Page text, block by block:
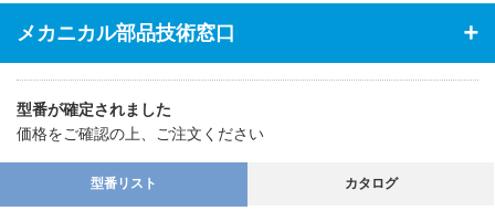
メカニカル部品技術窓口
型番が確定されました
価格をご確認の上、ご注文ください
型番リスト カタログ